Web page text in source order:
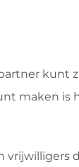
kunt
maken is
vrijwilligers